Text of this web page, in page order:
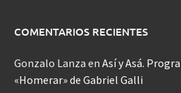
COMENTARIOS RECIENTES
Gonzalo Lanza en Así y Asá.
«Homerar» de Gabriel Galli